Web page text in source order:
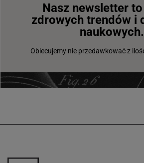
Nasz newsletter
zdrowych trendów i
naukowych.
Obiecujemy nie przedawkować z